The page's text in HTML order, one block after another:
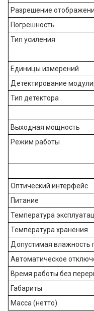
Разрешение
Погрешность
Тип усиления
Единицы измерений
Детектирование
Тип детектора
Выходная мощность
Режим работы
Оптический интерфейс
Питание
Температура
Температура хранения
Допустимая влажность
Автоматическое
Время работы без
Габариты
Масса (нетто)